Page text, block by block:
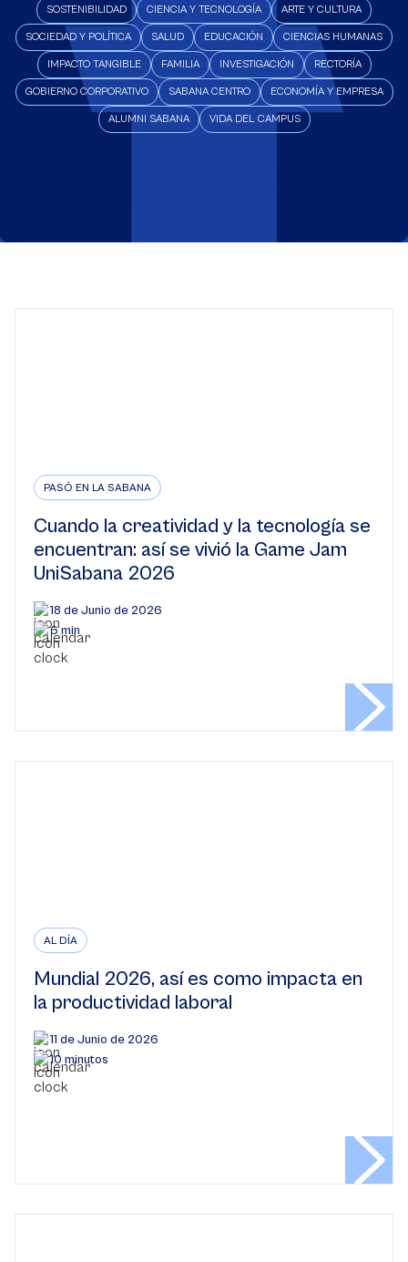
SOSTENIBILIDAD CIENCIA Y TECNOLOGÍA ARTE Y CULTURA
SOCIEDAD Y POLÍTICA SALUD EDUCACIÓN CIENCIAS HUMANAS
IMPACTO TANGIBLE FAMILIA INVESTIGACIÓN RECTORÍA
GOBIERNO CORPORATIVO SABANA CENTRO ECONOMÍA Y EMPRESA
ALUMNI SABANA VIDA DEL CAMPUS
PASÓ EN LA SABANA
Cuando la creatividad y la tecnología se
encuentran: así se vivió la Game Jam
UniSabana 2026
18 de Junio de 2026
6 min
AL DÍA
Mundial 2026, así es como impacta en
la productividad laboral
11 de Junio de 2026
10 minutos